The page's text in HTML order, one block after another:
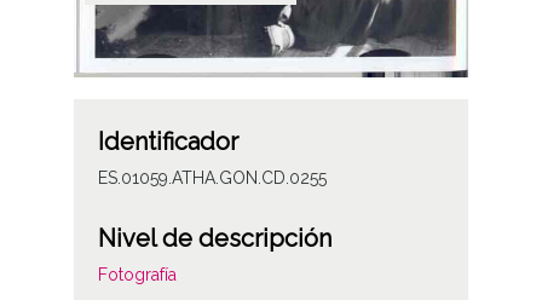
Identificador
ES.01059.ATHA.GON.CD.0255
Nivel de descripción
Fotografía